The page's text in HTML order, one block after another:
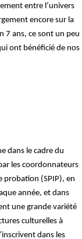
entre l’univers
encore sur la
7 ans, ce sont un peu
ont bénéficié de nos
dans le cadre du
les coordonnateurs
probation (SPIP), en
année, et dans
une grande variété
culturelles à
dans les